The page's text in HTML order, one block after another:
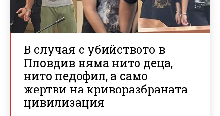
В случая с убийството в
Пловдив няма нито деца,
нито педофил, а само
жертви на криворазбраната
цивилизация